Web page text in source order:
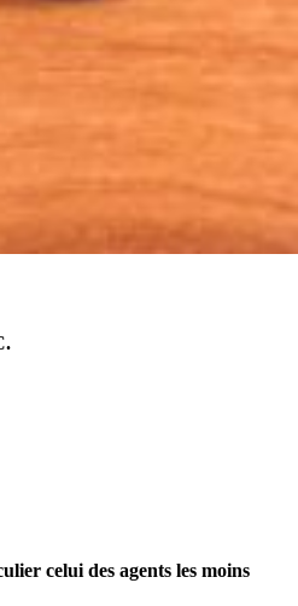
1 à 2) étaient inférieures au SMIC.
au Journal officiel du 9 avril
celui des agents les moins